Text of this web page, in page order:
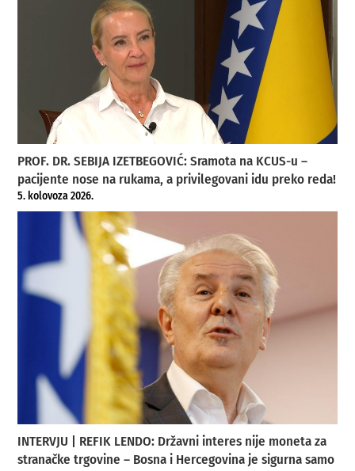
PROF. DR. SEBIJA IZETBEGOVIĆ: Sramota na KCUS-u –
pacijente nose na rukama, a privilegovani idu preko reda!
5. kolovoza 2026.
INTERVJU | REFIK LENDO: Državni interes nije moneta za
stranačke trgovine – Bosna i Hercegovina je sigurna samo